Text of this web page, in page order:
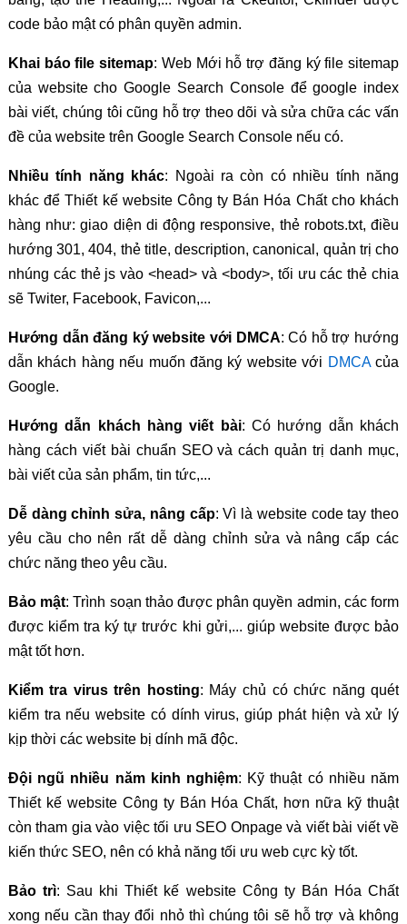
code bảo mật có phân quyền admin.
Khai báo file sitemap: Web Mới hỗ trợ đăng ký file sitemap
của website cho Google Search Console để google index
bài viết, chúng tôi cũng hỗ trợ theo dõi và sửa chữa các vấn
đề của website trên Google Search Console nếu có.
Nhiều tính năng khác: Ngoài ra còn có nhiều tính năng
khác để Thiết kế website Công ty Bán Hóa Chất cho khách
hàng như: giao diện di động responsive, thẻ robots.txt, điều
hướng 301, 404, thẻ title, description, canonical, quản trị cho
nhúng các thẻ js vào <head> và <body>, tối ưu các thẻ chia
sẽ Twiter, Facebook, Favicon,...
Hướng dẫn đăng ký website với DMCA: Có hỗ trợ hướng
dẫn khách hàng nếu muốn đăng ký website với DMCAcủa
Google.
Hướng dẫn khách hàng viết bài: Có hướng dẫn khách
hàng cách viết bài chuẩn SEO và cách quản trị danh mục,
bài viết của sản phẩm, tin tức,...
Dễ dàng chỉnh sửa, nâng cấp: Vì là website code tay theo
yêu cầu cho nên rất dễ dàng chỉnh sửa và nâng cấp các
chức năng theo yêu cầu.
Bảo mật: Trình soạn thảo được phân quyền admin, các form
được kiểm tra ký tự trước khi gửi,... giúp website được bảo
mật tốt hơn.
Kiểm tra virus trên hosting: Máy chủ có chức năng quét
kiểm tra nếu website có dính virus, giúp phát hiện và xử lý
kịp thời các website bị dính mã độc.
Đội ngũ nhiều năm kinh nghiệm: Kỹ thuật có nhiều năm
Thiết kế website Công ty Bán Hóa Chất, hơn nữa kỹ thuật
còn tham gia vào việc tối ưu SEO Onpage và viết bài viết về
kiến thức SEO, nên có khả năng tối ưu web cực kỳ tốt.
Bảo trì: Sau khi Thiết kế website Công ty Bán Hóa Chất
xong nếu cần thay đổi nhỏ thì chúng tôi sẽ hỗ trợ và không